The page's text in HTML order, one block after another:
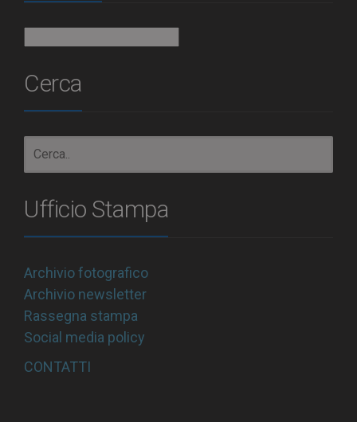
Cerca
Ufficio Stampa
Archivio fotografico
Archivio newsletter
Rassegna stampa
Social media policy
CONTATTI